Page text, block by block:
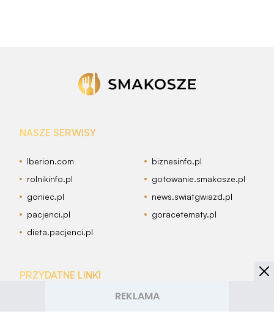
NASZE SERWISY
Iberion.com
biznesinfo.pl
rolnikinfo.pl
gotowanie.smakosze.pl
goniec.pl
news.swiatgwiazd.pl
pacjenci.pl
goracetematy.pl
dieta.pacjenci.pl
PRZYDATNE LINKI